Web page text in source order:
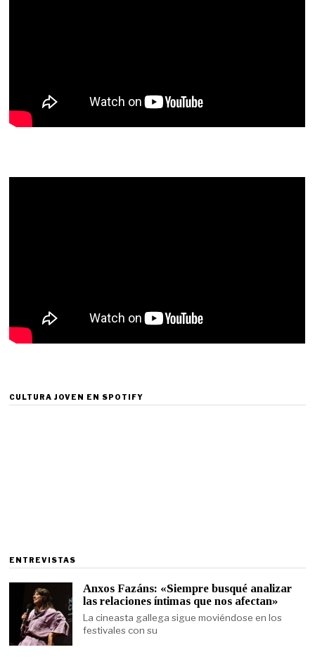
CULTURA JOVEN EN SPOTIFY
ENTREVISTAS
Anxos Fazáns: «Siempre busqué analizar
las relaciones íntimas que nos afectan»
La cineasta gallega sigue moviéndose en los
festivales con su